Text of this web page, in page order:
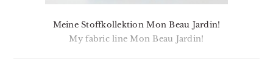
Meine Stoffkollektion Mon Beau Jardin!
My fabric line Mon Beau Jardin!